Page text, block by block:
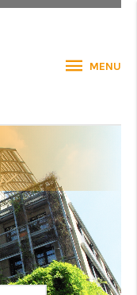
MENU